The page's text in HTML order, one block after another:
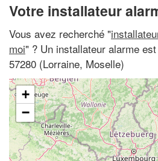
Votre installateur
Vous avez recherché "
moi" ? Un installateur alarme
57280 (Lorraine, Moselle)
+
−